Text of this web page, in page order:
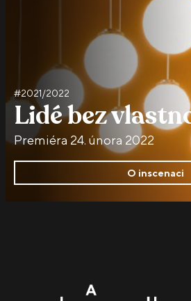
#2021/2022
Lidé bez
Premiéra 24. února 2022
O inscenaci